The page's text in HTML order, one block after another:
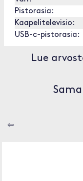
Pistorasia:
Kaapelitelevisio:
USB-c-pistorasia:
Lue
⇦